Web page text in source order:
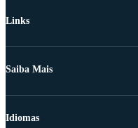
Links
Saiba Mais
Idiomas